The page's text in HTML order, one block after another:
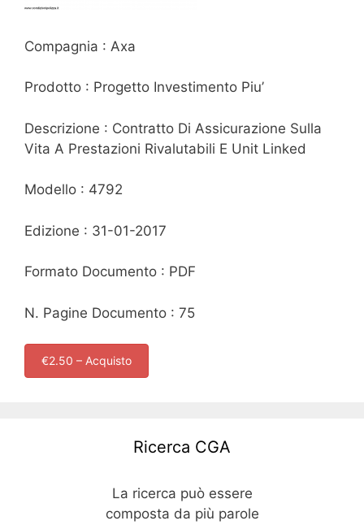
Compagnia : Axa
Prodotto : Progetto Investimento Piu’
Descrizione : Contratto Di Assicurazione Sulla
Vita A Prestazioni Rivalutabili E Unit Linked
Modello : 4792
Edizione : 31-01-2017
Formato Documento : PDF
N. Pagine Documento : 75
€2.50 – Acquisto
Ricerca CGA
La ricerca può essere
composta da più parole